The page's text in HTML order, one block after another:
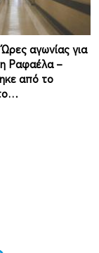
αγωνίας για
Ραφαέλα –
από το